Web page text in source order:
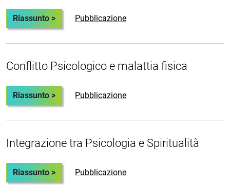
Riassunto > Pubblicazione
Conflitto Psicologico e malattia fisica
Riassunto > Pubblicazione
Integrazione tra Psicologia e Spiritualità
Riassunto > Pubblicazione